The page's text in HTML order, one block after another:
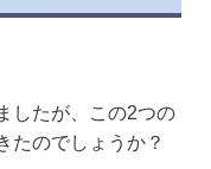
したが、この2つの
たのでしょうか？